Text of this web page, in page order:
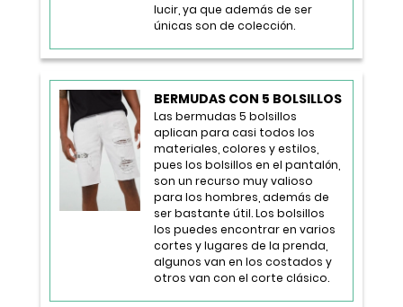
lucir, ya que además de ser
únicas son de colección.
BERMUDAS CON 5 BOLSILLOS
Las bermudas 5 bolsillos
aplican para casi todos los
materiales, colores y estilos,
pues los bolsillos en el pantalón,
son un recurso muy valioso
para los hombres, además de
ser bastante útil. Los bolsillos
los puedes encontrar en varios
cortes y lugares de la prenda,
algunos van en los costados y
otros van con el corte clásico.